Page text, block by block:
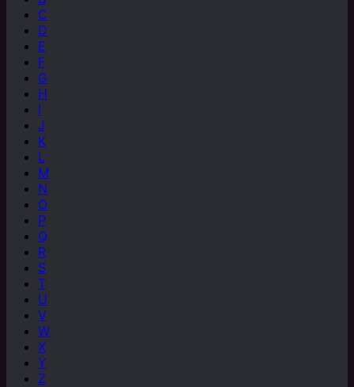
C
D
E
F
G
H
I
J
K
L
M
N
O
P
Q
R
S
T
U
V
W
X
Y
Z